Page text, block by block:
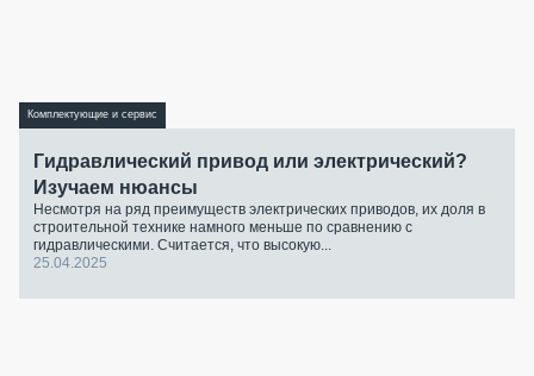
Комплектующие и сервис
Гидравлический привод или электрический?
Изучаем нюансы
Несмотря на ряд преимуществ электрических приводов, их доля в
строительной технике намного меньше по сравнению с
гидравлическими. Считается, что высокую...
25.04.2025